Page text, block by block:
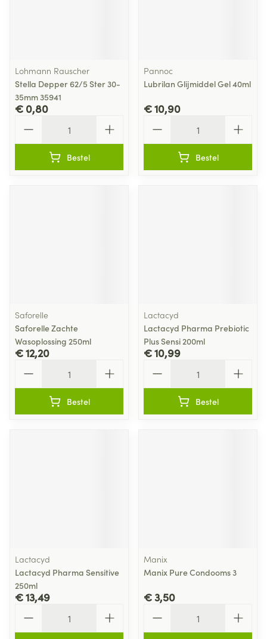
Lohmann Rauscher
Stella Depper 62/5 Ster 30-
35mm 35941
€ 0,80
Bestel
Pannoc
Lubrilan Glijmiddel Gel 40ml
€ 10,90
Bestel
Saforelle
Saforelle Zachte
Wasoplossing 250ml
€ 12,20
Bestel
Lactacyd
Lactacyd Pharma Prebiotic
Plus Sensi 200ml
€ 10,99
Bestel
Lactacyd
Lactacyd Pharma Sensitive
250ml
€ 13,49
Manix
Manix Pure Condooms 3
€ 3,50